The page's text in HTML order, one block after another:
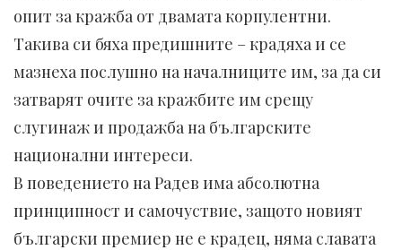
опит за кражба от двамата корпулентни.
Такива си бяха предишните – крадяха и се
мазнеха послушно на началниците им, за да си
затварят очите за кражбите им срещу
слугинаж и продажба на българските
национални интереси.
В поведението на Радев има абсолютна
принципност и самочуствие, защото новият
български премиер не е крадец, няма славата